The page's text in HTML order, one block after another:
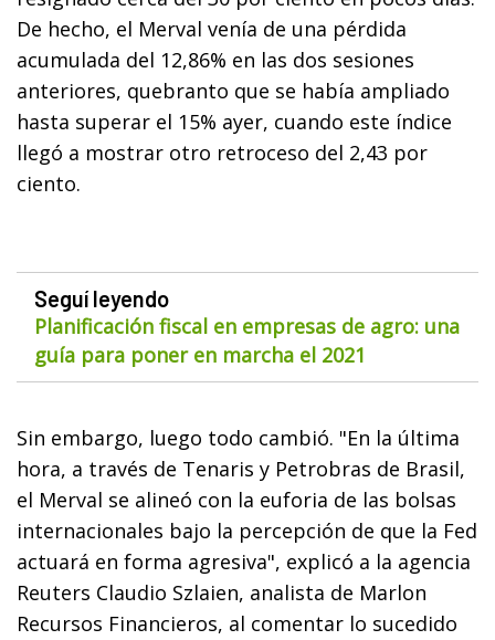
De hecho, el Merval venía de una pérdida
acumulada del 12,86% en las dos sesiones
anteriores, quebranto que se había ampliado
hasta superar el 15% ayer, cuando este índice
llegó a mostrar otro retroceso del 2,43 por
ciento.
Seguí leyendo
Planificación fiscal en empresas de agro: una
guía para poner en marcha el 2021
Sin embargo, luego todo cambió. "En la última
hora, a través de Tenaris y Petrobras de Brasil,
el Merval se alineó con la euforia de las bolsas
internacionales bajo la percepción de que la Fed
actuará en forma agresiva", explicó a la agencia
Reuters Claudio Szlaien, analista de Marlon
Recursos Financieros, al comentar lo sucedido